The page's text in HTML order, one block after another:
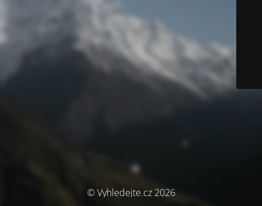
© Vyhledejte.cz 2026